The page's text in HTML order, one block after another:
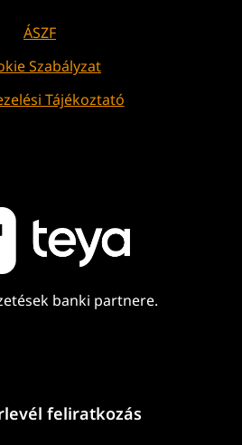
ÁSZF
Szabályzat
Tájékoztató
banki partnere.
feliratkozás